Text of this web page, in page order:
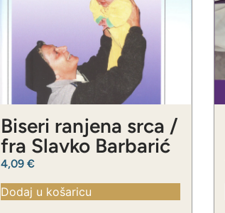
Biseri ranjena srca /
fra Slavko Barbarić
4,09 €
Dodaj u košaricu